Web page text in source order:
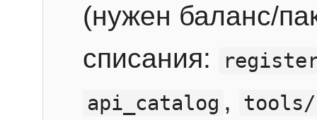
(нужен баланс/
списания:
api_catalog ,